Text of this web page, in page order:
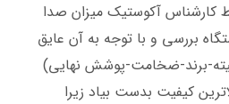
کارشناس آکوستیک میزان صدا
بررسی و با توجه به آن عایق
برند-ضخامت-پوشش نهایی)
کیفیت بدست بیاد زیرا